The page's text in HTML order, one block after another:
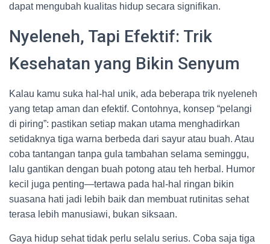
dapat mengubah kualitas hidup secara signifikan.
Nyeleneh, Tapi Efektif: Trik
Kesehatan yang Bikin Senyum
Kalau kamu suka hal-hal unik, ada beberapa trik nyeleneh
yang tetap aman dan efektif. Contohnya, konsep “pelangi
di piring”: pastikan setiap makan utama menghadirkan
setidaknya tiga warna berbeda dari sayur atau buah. Atau
coba tantangan tanpa gula tambahan selama seminggu,
lalu gantikan dengan buah potong atau teh herbal. Humor
kecil juga penting—tertawa pada hal-hal ringan bikin
suasana hati jadi lebih baik dan membuat rutinitas sehat
terasa lebih manusiawi, bukan siksaan.
Gaya hidup sehat tidak perlu selalu serius. Coba saja tiga